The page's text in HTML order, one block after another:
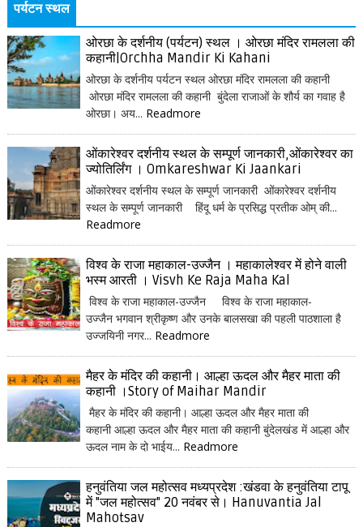
पर्यटन स्थल
ओरछा के दर्शनीय (पर्यटन) स्थल । ओरछा मंदिर रामलला की
कहानी|Orchha Mandir Ki Kahani
ओरछा के दर्शनीय पर्यटन स्थल ओरछा मंदिर रामलला की कहानी
ओरछा मंदिर रामलला की कहानी बुंदेला राजाओं के शौर्य का गवाह है
ओरछा। अय... Readmore
ओंकारेश्वर दर्शनीय स्थल के सम्पूर्ण जानकारी,ओंकारेश्वर का
ज्योतिर्लिंग । Omkareshwar Ki Jaankari
ओंकारेश्वर दर्शनीय स्थल के सम्पूर्ण जानकारी ओंकारेश्वर दर्शनीय
स्थल के सम्पूर्ण जानकारी हिंदू धर्म के प्रसिद्ध प्रतीक ओम् की...
Readmore
विश्व के राजा महाकाल-उज्जैन । महाकालेश्वर में होने वाली
भस्म आरती । Visvh Ke Raja Maha Kal
विश्व के राजा महाकाल-उज्जैन विश्व के राजा महाकाल-
उज्जैन भगवान श्रीकृष्ण और उनके बालसखा की पहली पाठशाला है
उज्जयिनी नगर... Readmore
मैहर के मंदिर की कहानी। आल्हा ऊदल और मैहर माता की
कहानी ।Story of Maihar Mandir
मैहर के मंदिर की कहानी। आल्हा ऊदल और मैहर माता की
कहानी आल्हा ऊदल और मैहर माता की कहानी बुंदेलखंड में आल्हा और
ऊदल नाम के दो भाईय... Readmore
हनुवंतिया जल महोत्सव मध्यप्रदेश :खंडवा के हनुवंतिया टापू
में "जल महोत्सव" 20 नवंबर से। Hanuvantia Jal
Mahotsav